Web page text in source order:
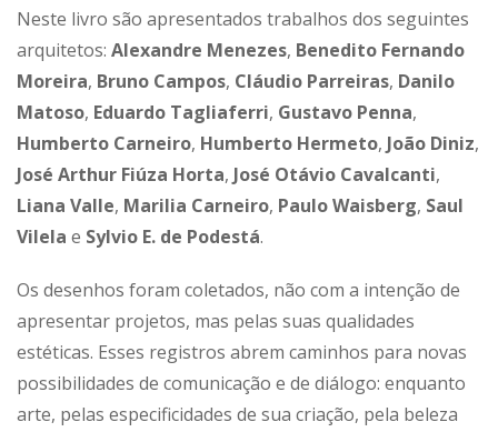
Neste livro são apresentados trabalhos dos seguintes
arquitetos: Alexandre Menezes, Benedito Fernando
Moreira, Bruno Campos, Cláudio Parreiras, Danilo
Matoso, Eduardo Tagliaferri, Gustavo Penna,
Humberto Carneiro, Humberto Hermeto, João Diniz,
José Arthur Fiúza Horta, José Otávio Cavalcanti,
Liana Valle, Marilia Carneiro, Paulo Waisberg, Saul
Vilela e Sylvio E. de Podestá.
Os desenhos foram coletados, não com a intenção de
apresentar projetos, mas pelas suas qualidades
estéticas. Esses registros abrem caminhos para novas
possibilidades de comunicação e de diálogo: enquanto
arte, pelas especificidades de sua criação, pela beleza